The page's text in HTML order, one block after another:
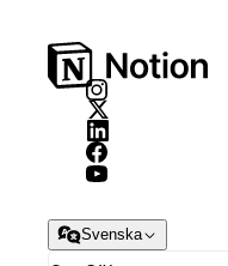
Svenska